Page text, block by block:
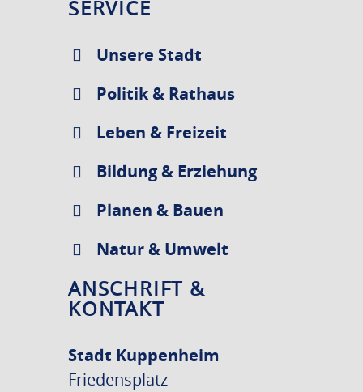
SERVICE
Unsere Stadt
Politik & Rathaus
Leben & Freizeit
Bildung & Erziehung
Planen & Bauen
Natur & Umwelt
ANSCHRIFT &
KONTAKT
Stadt Kuppenheim
Friedensplatz